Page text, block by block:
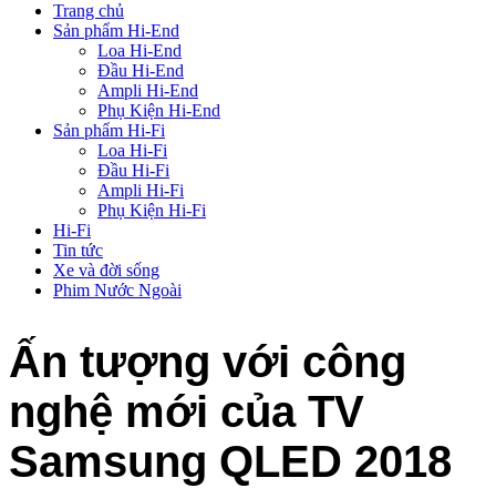
Trang chủ
Sản phẩm Hi-End
Loa Hi-End
Đầu Hi-End
Ampli Hi-End
Phụ Kiện Hi-End
Sản phẩm Hi-Fi
Loa Hi-Fi
Đầu Hi-Fi
Ampli Hi-Fi
Phụ Kiện Hi-Fi
Hi-Fi
Tin tức
Xe và đời sống
Phim Nước Ngoài
Ấn tượng với công
nghệ mới của TV
Samsung QLED 2018